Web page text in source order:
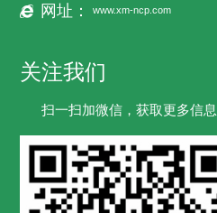
网址： www.xm-ncp.com
关注我们
扫一扫加微信，获取更多信息